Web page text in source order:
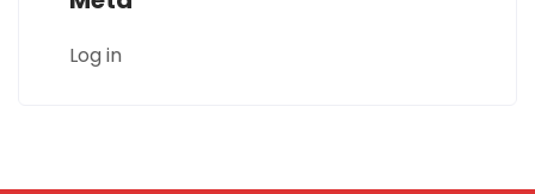
Log in